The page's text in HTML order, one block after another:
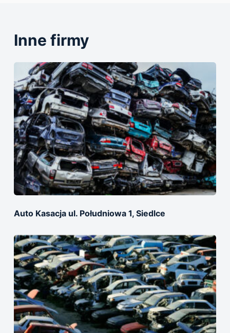
Inne firmy
Auto Kasacja ul. Południowa 1, Siedlce